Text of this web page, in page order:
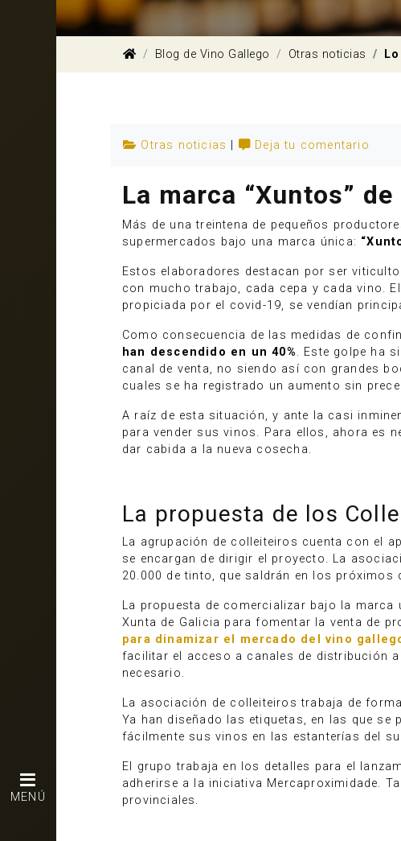
MENÚ
Blog de Vino Gallego Otras noticias
Otras noticias Deja tu comentario
La marca “Xuntos”
Más de una treintena de pequeños
supermercados bajo una marca única:
Estos elaboradores destacan por ser
con mucho trabajo, cada cepa y cada vino.
propiciada por el covid-19, se vendían
Como consecuencia de las medidas de
han descendido en un 40%. Este golpe ha
canal de venta, no siendo así con grandes
cuales se ha registrado un aumento sin
A raíz de esta situación, y ante la casi
para vender sus vinos. Para ellos, ahora es
dar cabida a la nueva cosecha.
La propuesta de los
La agrupación de colleiteiros cuenta con el
se encargan de dirigir el proyecto. La
20.000 de tinto, que saldrán en los próximos
La propuesta de comercializar bajo la marca
Xunta de Galicia para fomentar la venta de
para dinamizar el mercado del vino
facilitar el acceso a canales de distribución
necesario.
La asociación de colleiteiros trabaja de
Ya han diseñado las etiquetas, en las que
fácilmente sus vinos en las estanterías del
El grupo trabaja en los detalles para el
adherirse a la iniciativa Mercaproximidade.
provinciales.